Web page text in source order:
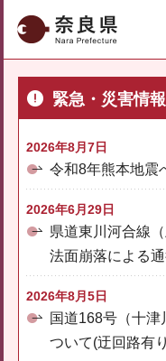
奈良県
緊急・災害情報
2026年8月7日
令和8年熊本地震
2026年6月29日
県道東川河合線
法面崩落による
2026年8月5日
国道168号（十津
ついて(迂回路有